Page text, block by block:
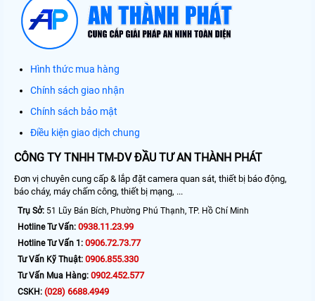
Hình thức mua hàng
Chính sách giao nhận
Chính sách bảo mật
Điều kiện giao dịch chung
CÔNG TY TNHH TM-DV ĐẦU TƯ AN THÀNH PHÁT
Đơn vị chuyên cung cấp & lắp đặt camera quan sát, thiết bị báo động,
báo cháy, máy chấm công, thiết bị mạng, ...
Trụ Sở: 51 Lũy Bán Bích, Phường Phú Thạnh, TP. Hồ Chí Minh
Hotline Tư Vấn: 0938.11.23.99
Hotline Tư Vấn 1: 0906.72.73.77
Tư Vấn Kỹ Thuật: 0906.855.330
Tư Vấn Mua Hàng: 0902.452.577
CSKH: (028) 6688.4949